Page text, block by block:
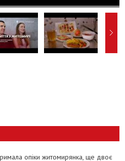
опіки житомирянка, ще двоє